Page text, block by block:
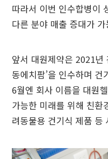
따라서 이번 인수합병이
다른 분야 매출 증대가
앞서 대원제약은 2021년
동에치팜’을 인수하며
6월엔 회사 이름을 대원
가능한 미래를 위해 친환
려동물용 건기식 제품 등